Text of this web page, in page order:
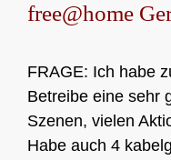
free@home
FRAGE: Ich habe
Betreibe eine sehr
Szenen, vielen
Habe auch 4